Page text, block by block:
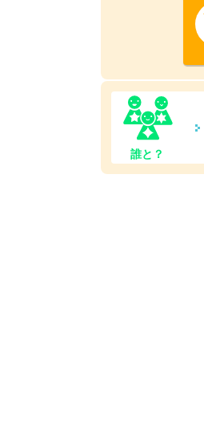
誰と？